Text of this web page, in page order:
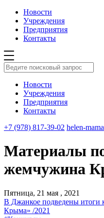
Новости
Учреждения
Предприятия
Контакты
Новости
Учреждения
Предприятия
Контакты
+7 (978) 817-39-02 helen-
Материалы
жемчужина
Пятница, 21 мая , 2021
В Джанкое подведены итоги
Крыма» /2021